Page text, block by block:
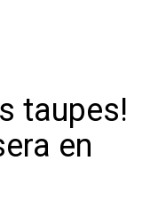
taupes!
en